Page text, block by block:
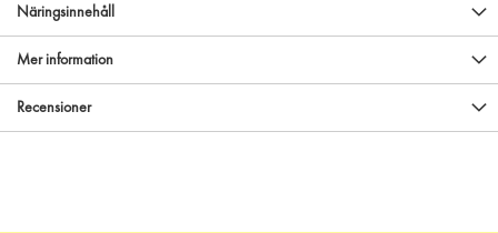
Näringsinnehåll
Mer information
Recensioner